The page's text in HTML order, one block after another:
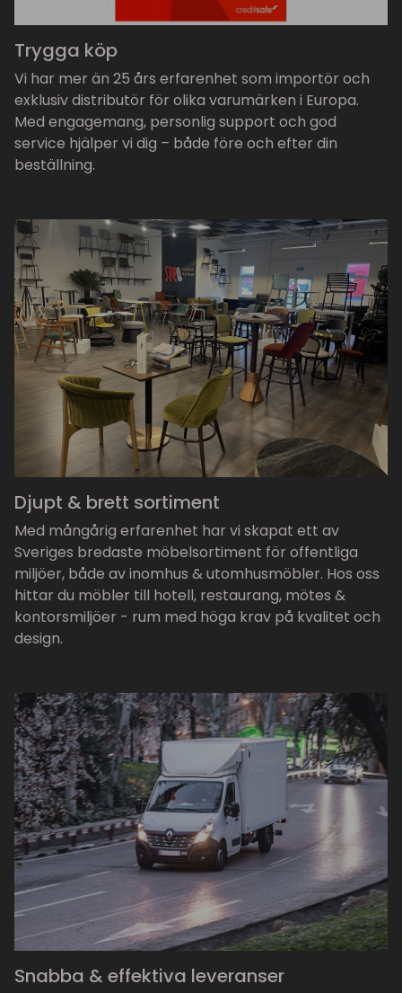
Trygga köp
Vi har mer än 25 års erfarenhet som importör och
exklusiv distributör för olika varumärken i Europa.
Med engagemang, personlig support och god
service hjälper vi dig – både före och efter din
beställning.
Djupt & brett sortiment
Med mångårig erfarenhet har vi skapat ett av
Sveriges bredaste möbelsortiment för offentliga
miljöer, både av inomhus & utomhusmöbler. Hos oss
hittar du möbler till hotell, restaurang, mötes &
kontorsmiljöer - rum med höga krav på kvalitet och
design.
Snabba & effektiva leveranser